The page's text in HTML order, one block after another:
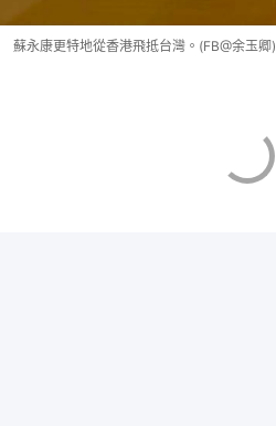
蘇永康更特地從香港飛抵台灣。(FB@余玉卿)